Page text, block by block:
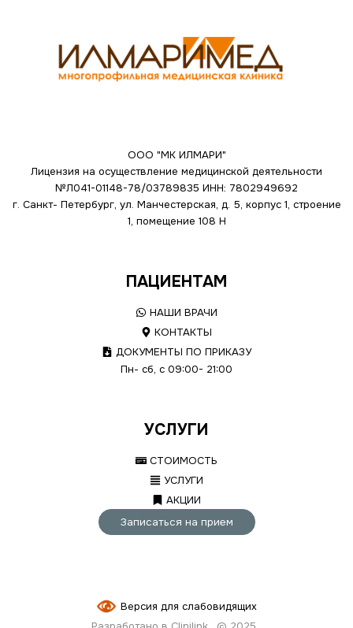
ООО "МК ИЛМАРИ"
Лицензия на осуществление медицинской деятельности
№Л041-01148-78/03789835 ИНН: 7802949692
г. Санкт- Петербург, ул. Манчестерская, д. 5, корпус 1, строение
1, помещение 108 Н
ПАЦИЕНТАМ
НАШИ ВРАЧИ
КОНТАКТЫ
ДОКУМЕНТЫ ПО ПРИКАЗУ
Пн- сб, с 09:00- 21:00
УСЛУГИ
СТОИМОСТЬ
УСЛУГИ
АКЦИИ
Записаться на прием
Версия для слабовидящих